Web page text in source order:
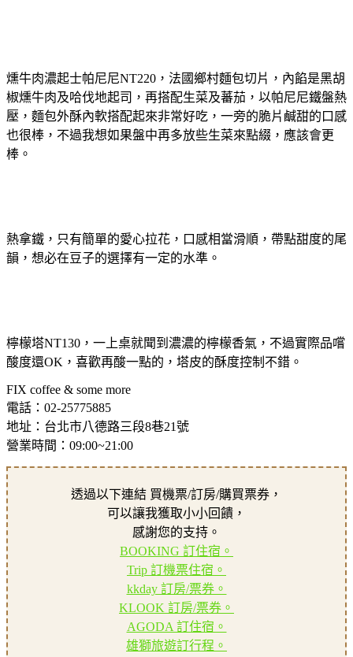
燻牛肉濃起士帕尼尼NT220，法國鄉村麵包切片，內餡是黑胡
椒燻牛肉及哈伐地起司，再搭配生菜及蕃茄，以帕尼尼鐵盤熱
壓，麵包外酥內軟搭配起來非常好吃，一旁的脆片鹹甜的口感
也很棒，不過我想如果盤中再多放些生菜來點綴，應該會更
棒。
熱拿鐵，只有簡單的愛心拉花，口感相當滑順，帶點甜度的尾
韻，想必在豆子的選擇有一定的水準。
檸檬塔NT130，一上桌就聞到濃濃的檸檬香氣，不過實際品嚐
酸度還OK，喜歡再酸一點的，塔皮的酥度控制不錯。
FIX coffee & some more
電話：02-25775885
地址：台北市八德路三段8巷21號
營業時間：09:00~21:00
透過以下連結 買機票/訂房/購買票券，
可以讓我獲取小小回饋，
感謝您的支持。
BOOKING 訂住宿。
Trip 訂機票住宿。
kkday 訂房/票券。
KLOOK 訂房/票券。
AGODA 訂住宿。
雄獅旅遊訂行程。